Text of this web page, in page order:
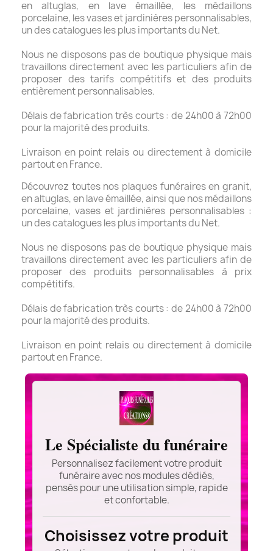
en altuglas, en lave émaillée, les médaillons
porcelaine, les vases et jardinières personnalisables,
un des catalogues les plus importants du Net.
Nous ne disposons pas de boutique physique mais
travaillons directement avec les particuliers afin de
proposer des tarifs compétitifs et des produits
entièrement personnalisables.
Délais de fabrication très courts : de 24h00 à 72h00
pour la majorité des produits.
Livraison en point relais ou directement à domicile
partout en France.
Découvrez toutes nos plaques funéraires en granit,
en altuglas, en lave émaillée, ainsi que nos médaillons
porcelaine, vases et jardinières personnalisables :
un des catalogues les plus importants du Net.
Nous ne disposons pas de boutique physique mais
travaillons directement avec les particuliers afin de
proposer des produits personnalisables à prix
compétitifs.
Délais de fabrication très courts : de 24h00 à 72h00
pour la majorité des produits.
Livraison en point relais ou directement à domicile
partout en France.
Le Spécialiste du funéraire
Personnalisez facilement votre produit
funéraire avec nos modules dédiés,
pensés pour une utilisation simple, rapide
et confortable.
Choisissez votre produit